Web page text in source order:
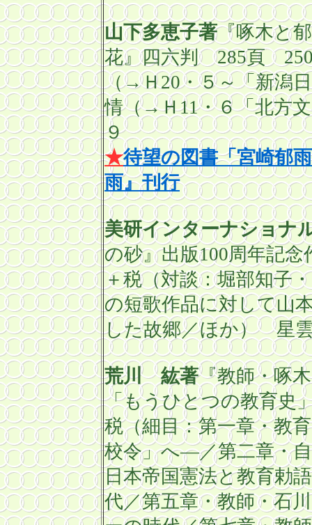
山下多恵子著『啄木と
花』四六判285頁
（→Ｈ20・５～「新潟
情（→Ｈ11・６「北方
９
★待望の図書「宮崎郁
雨』刊行
美研インターナショナ
の砂』出版100周年記念
＋税（対談：堀部知子
の短歌作品に対して山
した故郷／ほか） 星
荒川 紘著『教師・啄
「もうひとつの教育
税（細目：第一章・教
校令」へ―／第二章・
日本帝国憲法と教育勅
代／第五章・教師・石川